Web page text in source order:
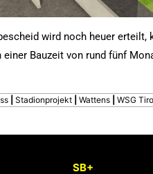
wird noch heuer
einer Bauzeit von rund fünf
|Stadionprojekt |Wattens |WSG
SB+